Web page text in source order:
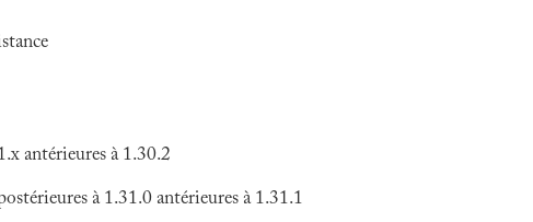
antérieures à 1.30.2
à 1.31.0 antérieures à 1.31.1